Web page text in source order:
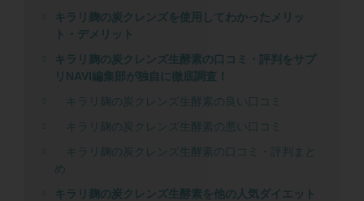
キラリ麹の炭クレンズを使用してわかったメリッ
ト・デメリット
キラリ麹の炭クレンズ生酵素の口コミ・評判をサプ
リNAVI編集部が独自に徹底調査！
キラリ麹の炭クレンズ生酵素の良い口コミ
キラリ麹の炭クレンズ生酵素の悪い口コミ
キラリ麹の炭クレンズ生酵素の口コミ・評判まと
め
キラリ麹の炭クレンズ生酵素を他の人気ダイエット